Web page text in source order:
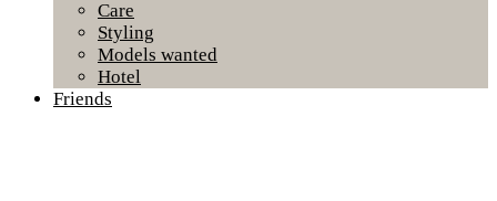
Care
Styling
Models wanted
Hotel
Friends